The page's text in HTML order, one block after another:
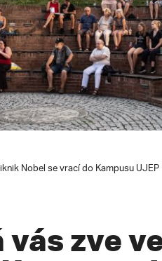
Nobel se vrací do Kampusu UJEP
zve